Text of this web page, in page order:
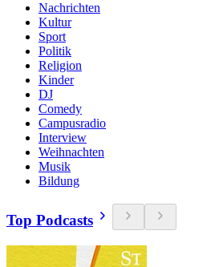
Nachrichten
Kultur
Sport
Politik
Religion
Kinder
DJ
Comedy
Campusradio
Interview
Weihnachten
Musik
Bildung
Top Podcasts